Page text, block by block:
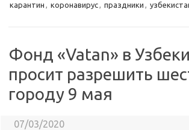
карантин , коронавирус, праздники ,
Фонд «Vatan» в
просит разрешить
городу 9 мая
07/03/2020